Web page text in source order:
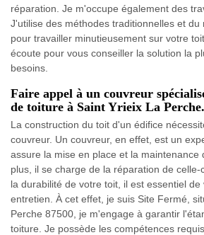
réparation. Je m'occupe également des
J'utilise des méthodes traditionnelles et du
pour travailler minutieusement sur votre
écoute pour vous conseiller la solution la
besoins.
Faire appel à un couvreur
de toiture à Saint Yrieix La Perche.
La construction du toit d'un édifice
couvreur. Un couvreur, en effet, est un
assure la mise en place et la maintenance
plus, il se charge de la réparation de celle-
la durabilité de votre toit, il est essentiel de
entretien. À cet effet, je suis Site Fermé,
Perche 87500, je m'engage à garantir
toiture. Je possède les compétences